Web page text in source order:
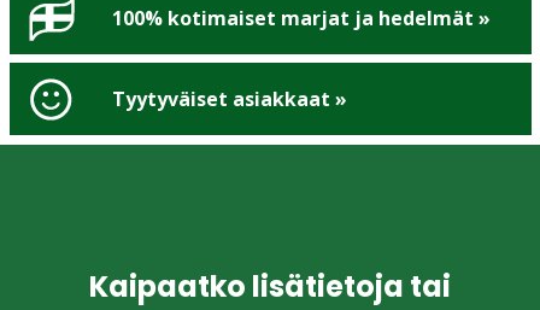
100% kotimaiset marjat ja hedelmät »
Tyytyväiset asiakkaat »
Kaipaatko lisätietoja tai